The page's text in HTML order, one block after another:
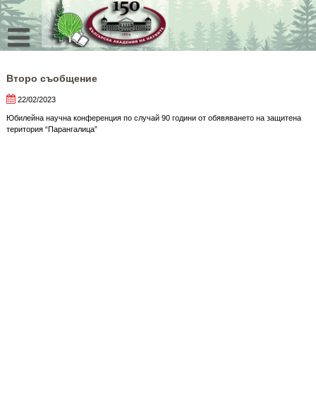
Skip
to
content
Второ съобщение
22/02/2023
Юбилейна научна конференция по случай 90 години от обявяването на защитена
територия “Парангалица”